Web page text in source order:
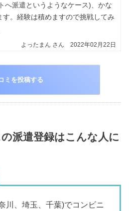
へ派遣というようなケース)、かな
す。経験は積めますので挑戦してみ
よったまん さん2022年02月22日
ミを投稿する
派遣登録はこんな人に
川、埼玉、千葉)でコンビニ